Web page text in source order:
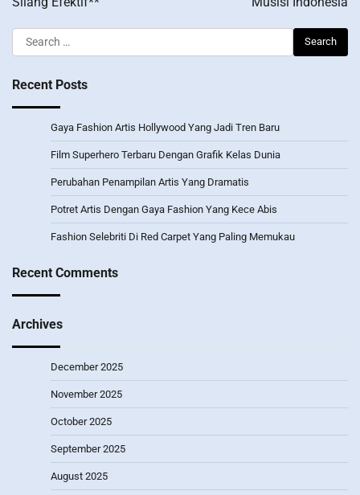
Search
for:
Recent Posts
Gaya Fashion Artis Hollywood Yang Jadi Tren Baru
Film Superhero Terbaru Dengan Grafik Kelas Dunia
Perubahan Penampilan Artis Yang Dramatis
Potret Artis Dengan Gaya Fashion Yang Kece Abis
Fashion Selebriti Di Red Carpet Yang Paling Memukau
Recent Comments
Archives
December 2025
November 2025
October 2025
September 2025
August 2025